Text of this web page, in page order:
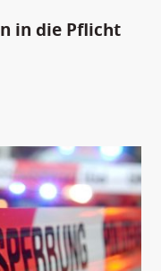
in die Pflicht